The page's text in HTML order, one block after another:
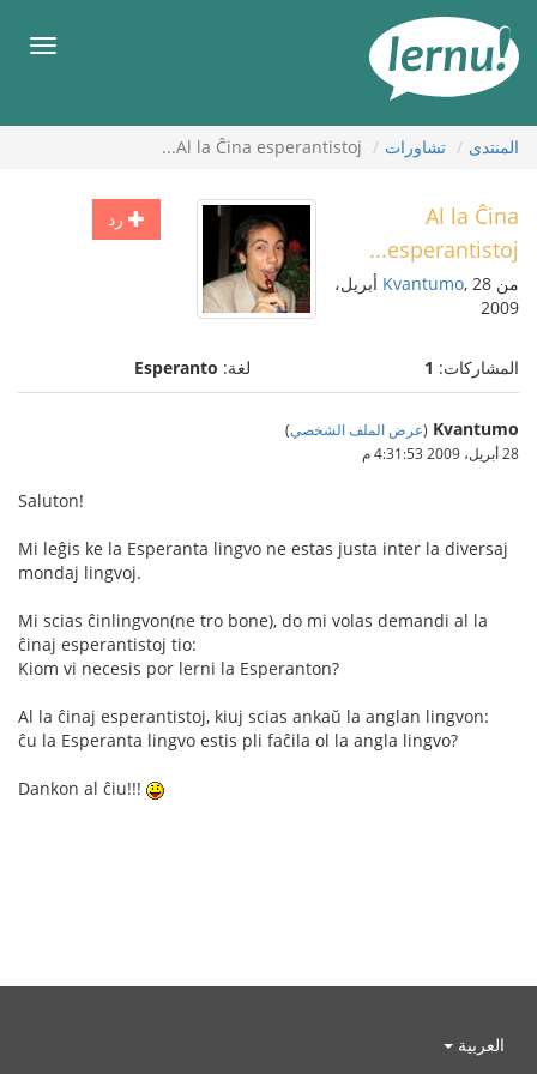
المحتويات
قائمة
المنتدى تشاورات Al la Ĉina esperantistoj...
رد
Al la Ĉina
esperantistoj...
من Kvantumo , 28 أبريل،
2009
المشاركات: 1 لغة: Esperanto
Kvantumo
(عرض الملف الشخصي)
28 أبريل، 2009 4:31:53 م
Saluton!
Mi leĝis ke la Esperanta lingvo ne estas justa inter la diversaj
mondaj lingvoj.
Mi scias ĉinlingvon(ne tro bone), do mi volas demandi al la
ĉinaj esperantistoj tio:
Kiom vi necesis por lerni la Esperanton?
Al la ĉinaj esperantistoj, kiuj scias ankaŭ la anglan lingvon:
ĉu la Esperanta lingvo estis pli faĉila ol la angla lingvo?
Dankon al ĉiu!!!
العربية